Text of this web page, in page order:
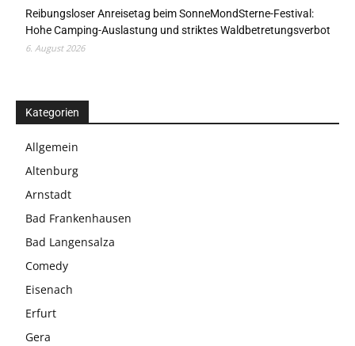
Reibungsloser Anreisetag beim SonneMondSterne-Festival:
Hohe Camping-Auslastung und striktes Waldbetretungsverbot
6. August 2026
Kategorien
Allgemein
Altenburg
Arnstadt
Bad Frankenhausen
Bad Langensalza
Comedy
Eisenach
Erfurt
Gera